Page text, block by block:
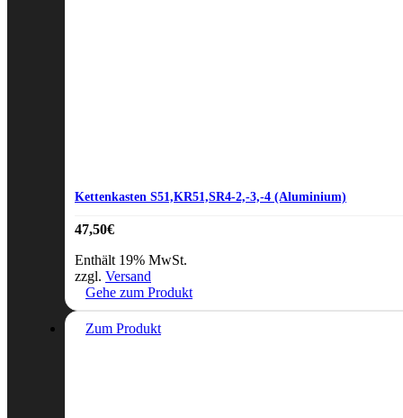
Kettenkasten S51,KR51,SR4-2,-3,-4 (Aluminium)
47,50€
Enthält 19% MwSt.
zzgl. Versand
Gehe zum Produkt
Zum Produkt